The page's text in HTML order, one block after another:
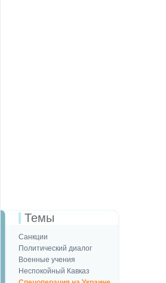
Темы
Санкции
Политический диалог
Военные учения
Неспокойный Кавказ